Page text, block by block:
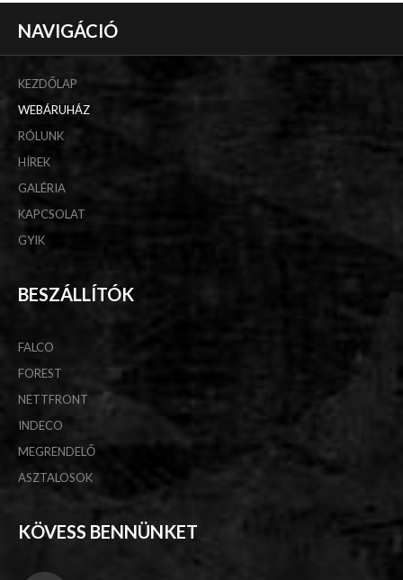
NAVIGÁCIÓ
KEZDŐLAP
WEBÁRUHÁZ
RÓLUNK
HÍREK
GALÉRIA
KAPCSOLAT
GYIK
BESZÁLLÍTÓK
FALCO
FOREST
NETTFRONT
INDECO
MEGRENDELŐ
ASZTALOSOK
KÖVESS BENNÜNKET